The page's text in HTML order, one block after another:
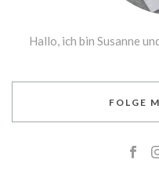
Hallo, ich bin Susanne
FOLGE